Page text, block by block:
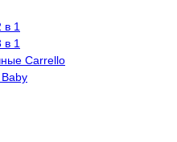
в 1
в 1
Carrello